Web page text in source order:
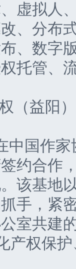
虚拟人
、分布
、数字
托管、
益阳）
国作家
约合作
该基地
手，紧
室共建
产权保